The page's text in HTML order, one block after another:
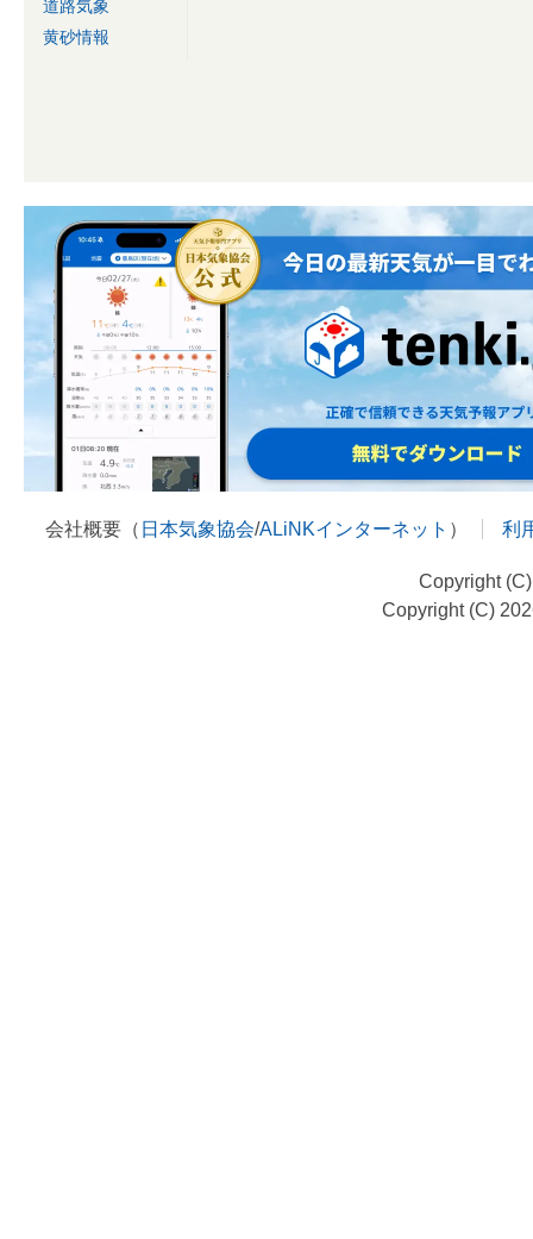
道路気象
黄砂情報
会社概要（ 日本気象協会/ALiNKインターネット ） 利
Copyright
Copyright (C)